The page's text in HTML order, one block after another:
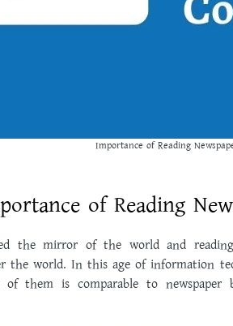
Importance of Reading
of Reading
the mirror of the world and
the world. In this age of information
them is comparable to newspaper